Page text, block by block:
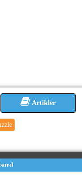
Artikler